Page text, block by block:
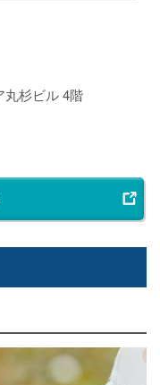
丸杉ビル 4階